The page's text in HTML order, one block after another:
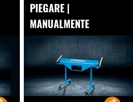
PIEGARE |
MANUALMENTE